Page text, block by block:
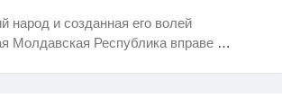
народ и созданная его волей
Молдавская Республика вправе …